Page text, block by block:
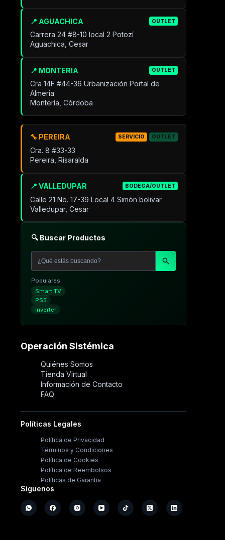
📍 AGUACHICA OUTLET
Carrera 24 #8-10 local 2 Potozí
Aguachica, Cesar
📍 MONTERIA OUTLET
Cra 14F #44-36 Urbanización Portal de
Almeria
Montería, Córdoba
📍 VALLEDUPAR BODEGA/OUTLET
Calle 21 No. 17-39 Local 4 Simón bolivar
Valledupar, Cesar
🔧 PEREIRA SERVICIO OUTLET
Cra. 8 #33-33
Pereira, Risaralda
🔍 Buscar Productos
Populares:
Smart TV
PS5
Inverter
Operación Sistémica
Quiénes Somos
Tienda Virtual
Información de Contacto
FAQ
Políticas Legales
Política de Privacidad
Términos y Condiciones
Política de Cookies
Política de Reembolsos
Políticas de Garantía
Síguenos